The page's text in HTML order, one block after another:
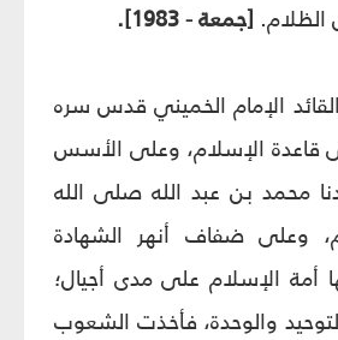
الظلام. [جمعة - 1983].
الإمام الخميني قدس سره
قاعدة الإسلام، وعلى الأسس
محمد بن عبد الله صلى الله
وعلى ضفاف أنهر الشهادة
أمة الإسلام على مدى أجيال؛
والوحدة، فأخذت الشعوب